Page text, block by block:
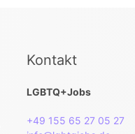
Kontakt
LGBTQ+Jobs
+49 155 65 27 05 27